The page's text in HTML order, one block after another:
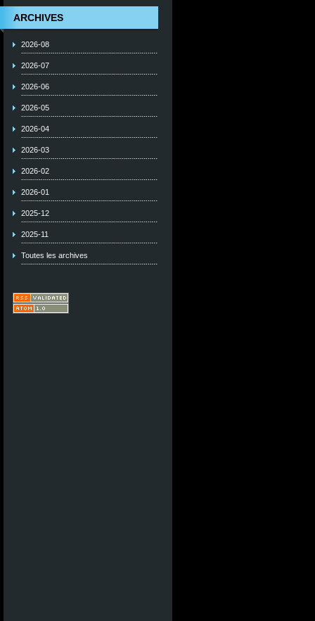
ARCHIVES
2026-08
2026-07
2026-06
2026-05
2026-04
2026-03
2026-02
2026-01
2025-12
2025-11
Toutes les archives